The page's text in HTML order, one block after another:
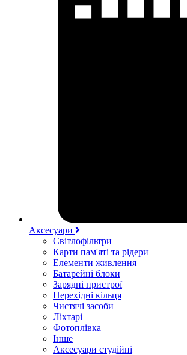
Аксесуари
Світлофільтри
Карти пам'яті та рідери
Елементи живлення
Батарейні блоки
Зарядні пристрої
Перехідні кільця
Чистячі засоби
Ліхтарі
Фотоплівка
Інше
Аксесуари студійні